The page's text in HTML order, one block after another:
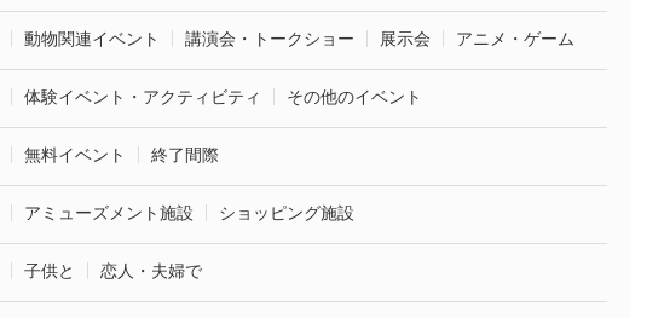
動物関連イベント 講演会・トークショー 展示会 アニメ・ゲーム
体験イベント・アクティビティ その他のイベント
無料イベント 終了間際
アミューズメント施設 ショッピング施設
子供と 恋人・夫婦で